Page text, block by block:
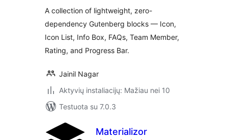
A collection of lightweight, zero-
dependency Gutenberg blocks — Icon,
Icon List, Info Box, FAQs, Team Member,
Rating, and Progress Bar.
Jainil Nagar
Aktyvių instaliacijų: Mažiau nei 10
Testuota su 7.0.3
Materializor